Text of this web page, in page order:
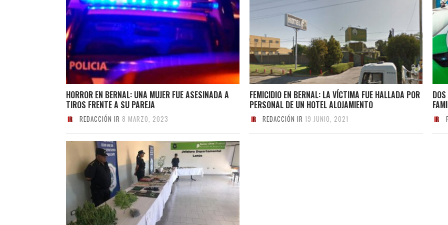
HORROR EN BERNAL: UNA MUJER FUE ASESINADA A
TIROS FRENTE A SU PAREJA
REDACCIÓN IR 8 MARZO, 2023
FEMICIDIO EN BERNAL: LA VÍCTIMA FUE HALLADA POR
PERSONAL DE UN HOTEL ALOJAMIENTO
REDACCIÓN IR 19 JUNIO, 2021